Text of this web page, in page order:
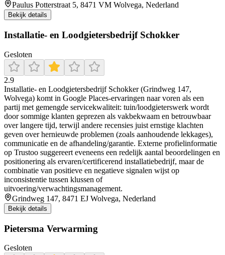
Paulus Potterstraat 5, 8471 VM Wolvega, Nederland
Bekijk details
Installatie- en Loodgietersbedrijf Schokker
Gesloten
2.9
Installatie- en Loodgietersbedrijf Schokker (Grindweg 147,
Wolvega) komt in Google Places-ervaringen naar voren als een
partij met gemengde servicekwaliteit: tuin/loodgieterswerk wordt
door sommige klanten geprezen als vakbekwaam en betrouwbaar
over langere tijd, terwijl andere recensies juist ernstige klachten
geven over hernieuwde problemen (zoals aanhoudende lekkages),
communicatie en de afhandeling/garantie. Externe profielinformatie
op Trustoo suggereert eveneens een redelijk aantal beoordelingen en
positionering als ervaren/certificerend installatiebedrijf, maar de
combinatie van positieve en negatieve signalen wijst op
inconsistentie tussen klussen of
uitvoering/verwachtingsmanagement.
Grindweg 147, 8471 EJ Wolvega, Nederland
Bekijk details
Pietersma Verwarming
Gesloten